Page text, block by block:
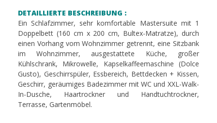
DETAILLIERTE BESCHREIBUNG :
Ein Schlafzimmer, sehr komfortable Mastersuite mit 1
Doppelbett (160 cm x 200 cm, Bultex-Matratze), durch
einen Vorhang vom Wohnzimmer getrennt, eine Sitzbank
im Wohnzimmer, ausgestattete Küche, großer
Kühlschrank, Mikrowelle, Kapselkaffeemaschine (Dolce
Gusto), Geschirrspüler, Essbereich, Bettdecken + Kissen,
Geschirr, geräumiges Badezimmer mit WC und XXL-Walk-
In-Dusche, Haartrockner und Handtuchtrockner,
Terrasse, Gartenmöbel.